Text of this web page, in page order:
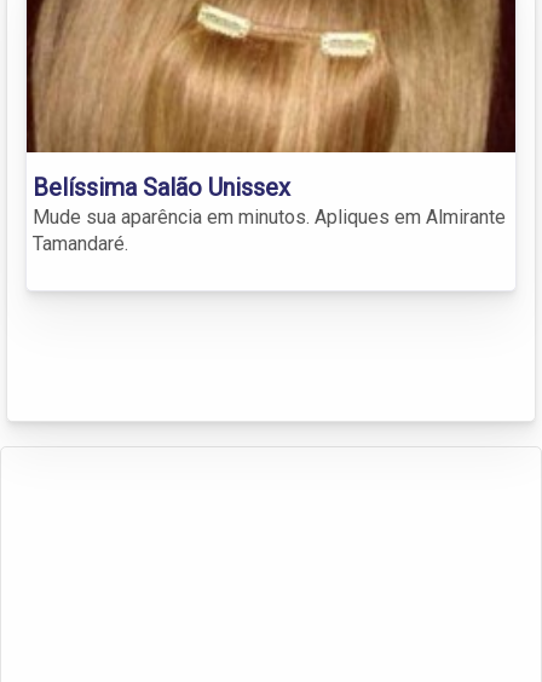
Belíssima Salão Unissex
Mude sua aparência em minutos. Apliques em Almirante
Tamandaré.